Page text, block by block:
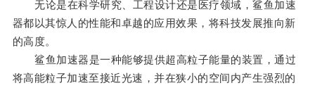
无论是在科学研究、工程设计还是医疗领域，鲨鱼加速
器都以其惊人的性能和卓越的应用效果，将科技发展推向新
的高度。
鲨鱼加速器是一种能够提供超高粒子能量的装置，通过
将高能粒子加速至接近光速，并在狭小的空间内产生强烈的